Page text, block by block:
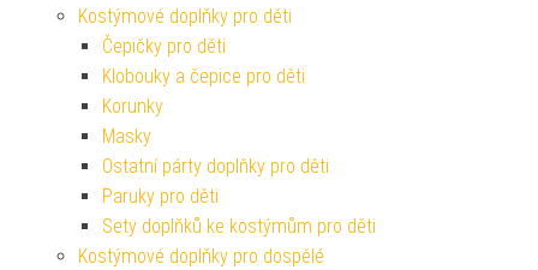
Kostýmové doplňky pro děti
Čepičky pro děti
Klobouky a čepice pro děti
Korunky
Masky
Ostatní párty doplňky pro děti
Paruky pro děti
Sety doplňků ke kostýmům pro děti
Kostýmové doplňky pro dospělé